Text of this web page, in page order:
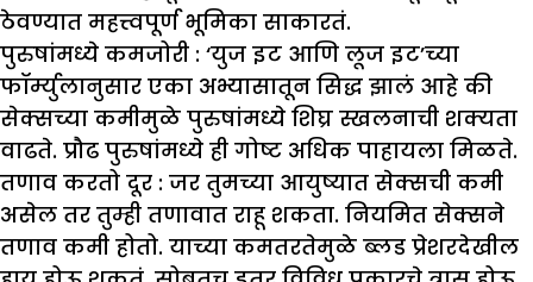
ठेवण्यात महत्त्वपूर्ण भूमिका साकारतं.
पुरुषांमध्ये कमजोरी : ‘युज इट आणि लूज इट’च्या
फॉर्म्युलानुसार एका अभ्यासातून सिद्ध झालं आहे की
सेक्सच्या कमीमुळे पुरुषांमध्ये शिघ्र स्खलनाची शक्यता
वाढते. प्रौढ पुरुषांमध्ये ही गोष्ट अधिक पाहायला मिळते.
तणाव करतो दूर : जर तुमच्या आयुष्यात सेक्सची कमी
असेल तर तुम्ही तणावात राहू शकता. नियमित सेक्सने
तणाव कमी होतो. याच्या कमतरतेमुळे ब्लड प्रेशरदेखील